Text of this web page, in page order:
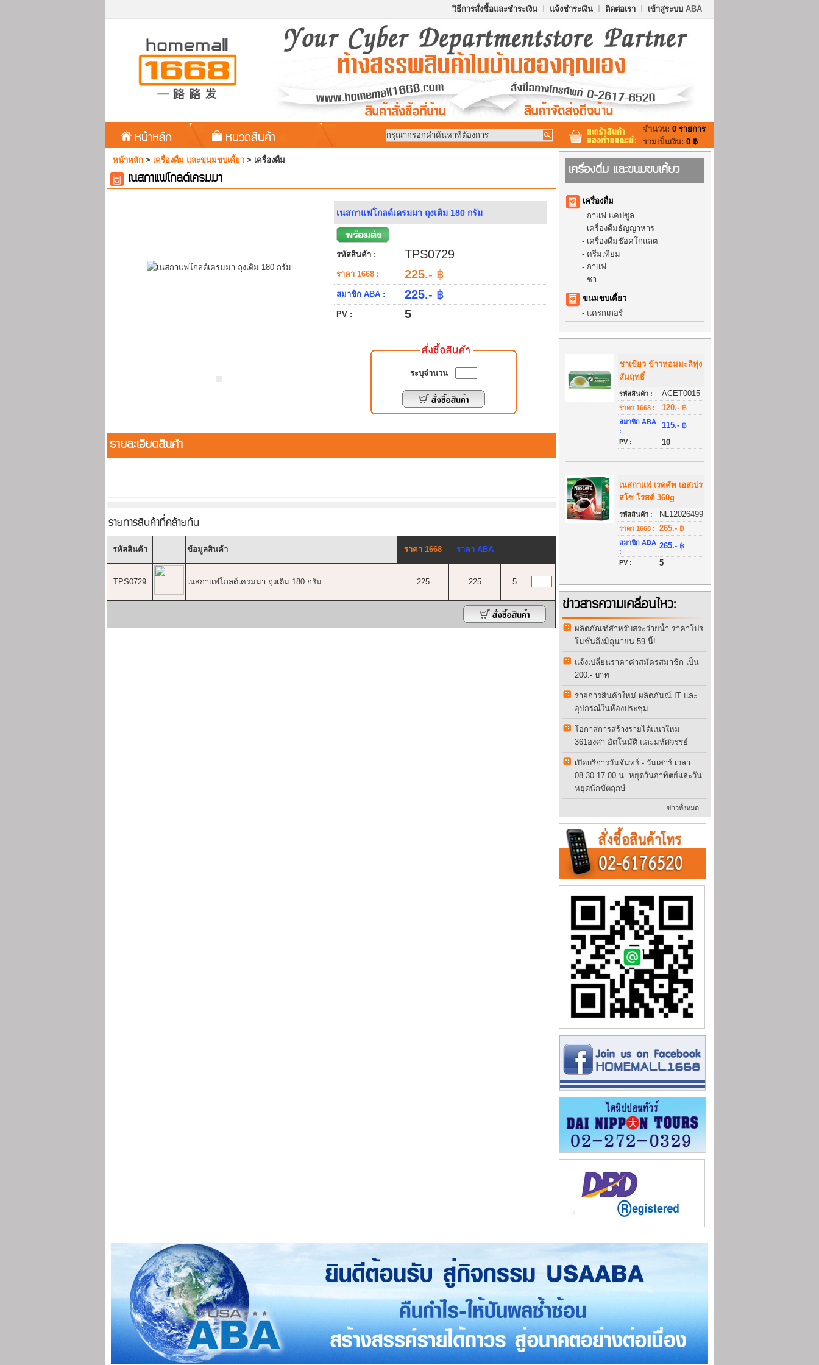
วิธีการสั่งซื้อและชำระเงิน แจ้งชำระเงิน ติดต่อเรา เข้าสู่ระบบ ABA
หน้าหลัก หมวดสินค้า จำนวน: 0 รายการ
รวมเป็นเงิน: 0 ฿
หน้าหลัก > เครื่องดื่ม และขนมขบเคี้ยว > เครื่องดื่ม
เนสกาแฟโกลด์เครมมา
เนสกาแฟโกลด์เครมมา ถุงเติม 180 กรัม
รหัสสินค้า : TPS0729
ราคา 1668 : 225.- ฿
สมาชิก ABA : 225.- ฿
PV : 5
ระบุจำนวน
รายละเอียดสินค้า
รายการสินค้าที่คล้ายกัน
รหัสสินค้า ข้อมูลสินค้า ราคา 1668 ราคา ABA
TPS0729 เนสกาแฟโกลด์เครมมา ถุงเติม 180 กรัม 225 225 5
เครื่องดื่ม และขนมขบเคี้ยว
เครื่องดื่ม
- กาแฟ แคปซูล
- เครื่องดื่มธัญญาหาร
- เครื่องดื่มช๊อคโกแลต
- ครีมเทียม
- กาแฟ
- ชา
ขนมขบเคี้ยว
- แครกเกอร์
ชาเขียว ข้าวหอมมะลิทุ่ง
สัมฤทธิ์
รหัสสินค้า : ACET0015
ราคา 1668 : 120.- ฿
สมาชิก ABA
:
115.- ฿
PV : 10
เนสกาแฟ เรดคัพ เอสเปร
สโซ โรสต์ 360g
รหัสสินค้า : NL12026499
ราคา 1668 : 265.- ฿
สมาชิก ABA
:
265.- ฿
PV : 5
ข่าวสารความเคลื่อนไหว:
ผลิตภัณฑ์สำหรับสระว่ายน้ำ ราคาโปร
โมชั่นถึงมิถุนายน 59 นี้!
แจ้งเปลี่ยนราคาค่าสมัครสมาชิก เป็น
200.- บาท
รายการสินค้าใหม่ ผลิตภันณ์ IT และ
อุปกรณ์ในห้องประชุม
โอกาสการสร้างรายได้แนวใหม่
361องศา อัตโนมัติ และมหัศจรรย์
เปิดบริการวันจันทร์ - วันเสาร์ เวลา
08.30-17.00 น. หยุดวันอาทิตย์และวัน
หยุดนักขัตฤกษ์
ข่าวทั้งหมด...